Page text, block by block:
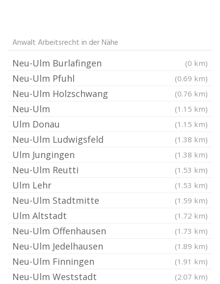
Anwalt Arbeitsrecht in der Nähe
Neu-Ulm Burlafingen (0 km)
Neu-Ulm Pfuhl (0.69 km)
Neu-Ulm Holzschwang (0.76 km)
Neu-Ulm (1.15 km)
Ulm Donau (1.15 km)
Neu-Ulm Ludwigsfeld (1.38 km)
Ulm Jungingen (1.38 km)
Neu-Ulm Reutti (1.53 km)
Ulm Lehr (1.53 km)
Neu-Ulm Stadtmitte (1.59 km)
Ulm Altstadt (1.72 km)
Neu-Ulm Offenhausen (1.73 km)
Neu-Ulm Jedelhausen (1.89 km)
Neu-Ulm Finningen (1.91 km)
Neu-Ulm Weststadt (2.07 km)